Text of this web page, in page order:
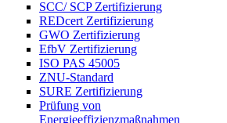
SCC/ SCP Zertifizierung
REDcert Zertifizierung
GWO Zertifizierung
EfbV Zertifizierung
ISO PAS 45005
ZNU-Standard
SURE Zertifizierung
Prüfung von
Energieeffizienzmaßnahmen